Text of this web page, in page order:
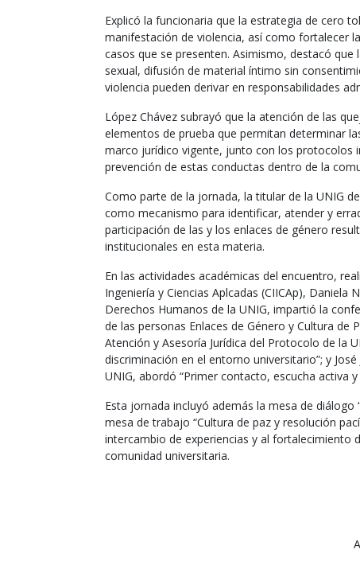
Explicó la funcionaria que la estrategia de cero
manifestación de violencia, así como fortalecer
casos que se presenten. Asimismo, destacó
sexual, difusión de material íntimo sin
violencia pueden derivar en responsabilidades
López Chávez subrayó que la atención de las
elementos de prueba que permitan determinar
marco jurídico vigente, junto con los protocolos
prevención de estas conductas dentro de la
Como parte de la jornada, la titular de la UNIG
como mecanismo para identificar, atender y
participación de las y los enlaces de género
institucionales en esta materia.
En las actividades académicas del encuentro,
Ingeniería y Ciencias Aplcadas (CIICAp),
Derechos Humanos de la UNIG, impartió la
de las personas Enlaces de Género y Cultura de
Atención y Asesoría Jurídica del Protocolo de la
discriminación en el entorno universitario”; y
UNIG, abordó “Primer contacto, escucha activa y
Esta jornada incluyó además la mesa de diálogo
mesa de trabajo “Cultura de paz y resolución
intercambio de experiencias y al fortalecimiento
comunidad universitaria.